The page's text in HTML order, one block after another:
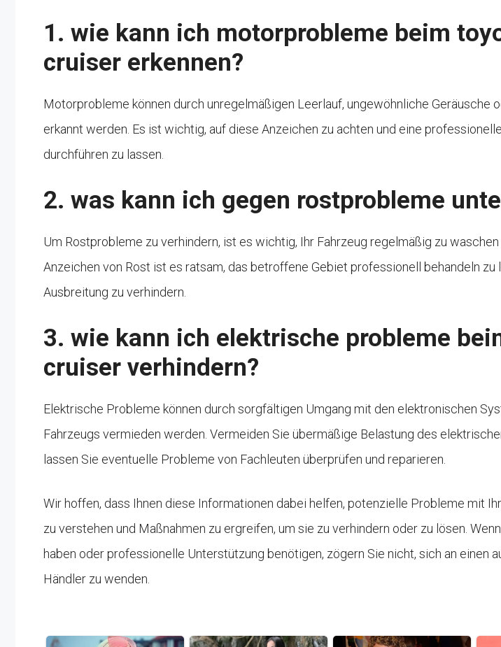
1. wie kann ich motorprobleme beim
cruiser erkennen?
Motorprobleme können durch unregelmäßigen Leerlauf, ungewöhnliche Geräusche
erkannt werden. Es ist wichtig, auf diese Anzeichen zu achten und eine
durchführen zu lassen.
2. was kann ich gegen rostprobleme
Um Rostprobleme zu verhindern, ist es wichtig, Ihr Fahrzeug regelmäßig zu
Anzeichen von Rost ist es ratsam, das betroffene Gebiet professionell behandeln zu
Ausbreitung zu verhindern.
3. wie kann ich elektrische probleme
cruiser verhindern?
Elektrische Probleme können durch sorgfältigen Umgang mit den elektronischen
Fahrzeugs vermieden werden. Vermeiden Sie übermäßige Belastung des
lassen Sie eventuelle Probleme von Fachleuten überprüfen und reparieren.
Wir hoffen, dass Ihnen diese Informationen dabei helfen, potenzielle Probleme mit
zu verstehen und Maßnahmen zu ergreifen, um sie zu verhindern oder zu lösen.
haben oder professionelle Unterstützung benötigen, zögern Sie nicht, sich an einen
Händler zu wenden.